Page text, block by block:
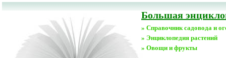
Большая
» Справочник садовода и
» Энциклопедия растений
» Овощи и фрукты